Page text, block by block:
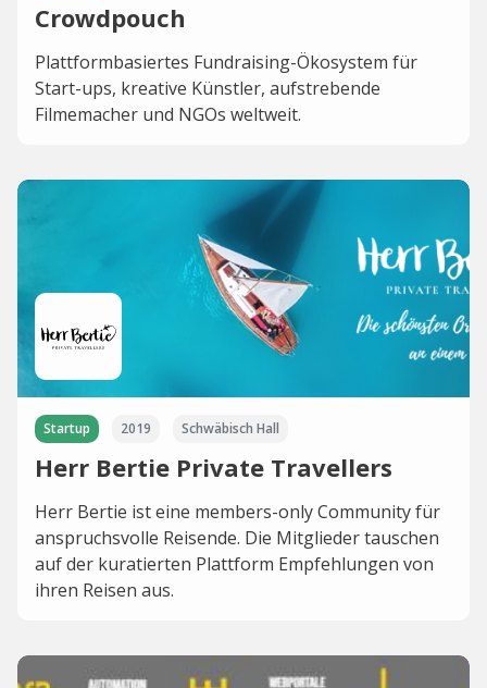
Crowdpouch
Plattformbasiertes Fundraising-Ökosystem für
Start-ups, kreative Künstler, aufstrebende
Filmemacher und NGOs weltweit.
Startup 2019 Schwäbisch Hall
Herr Bertie Private Travellers
Herr Bertie ist eine members-only Community für
anspruchsvolle Reisende. Die Mitglieder tauschen
auf der kuratierten Plattform Empfehlungen von
ihren Reisen aus.